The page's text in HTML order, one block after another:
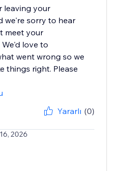
leaving your
we're sorry to hear
meet your
love to
went wrong so we
things right. Please
Yararlı (0)
2026